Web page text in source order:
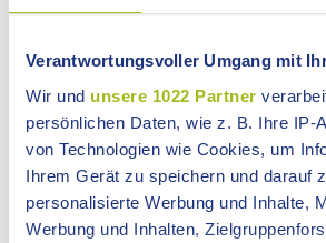
Verantwortungsvoller Umgang mit
Wir und unsere 1022 Partner
persönlichen Daten, wie z. B. Ihre IP-
von Technologien wie Cookies, um
Ihrem Gerät zu speichern und darauf
personalisierte Werbung und Inhalte,
Werbung und Inhalten,
Sprecherwechsel bei der AG der
Einrichtungsleitungen im
Nach über zwanzig Jahren als
Arbeitsgemeinschaft der
Ostalbkreis wurde Jörg Allgayer bei
offiziell verabschiedet. "Der hohe
Weitblick und die Ruhe werde dem
sagte Anja Kontermann vom